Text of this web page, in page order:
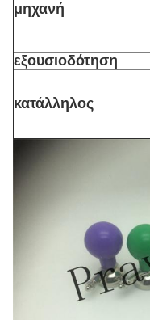
μηχανή
εξουσιοδότηση
κατάλληλος